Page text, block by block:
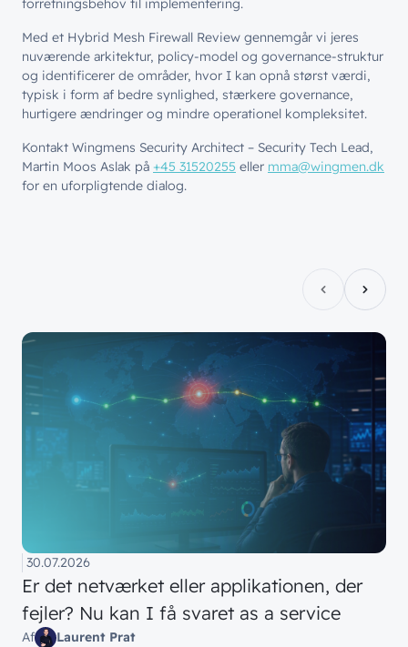
forretningsbehov til implementering.
Med et Hybrid Mesh Firewall Review gennemgår vi jeres
nuværende arkitektur, policy-model og governance-struktur
og identificerer de områder, hvor I kan opnå størst værdi,
typisk i form af bedre synlighed, stærkere governance,
hurtigere ændringer og mindre operationel kompleksitet.
Kontakt Wingmens Security Architect – Security Tech Lead,
Martin Moos Aslak på +45 31520255 eller mma@wingmen.dk
for en uforpligtende dialog.
30.07.2026
Er det netværket eller applikationen, der
fejler? Nu kan I få svaret as a service
Af Laurent Prat